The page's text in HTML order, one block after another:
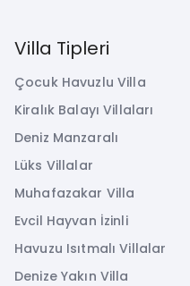
Villa Tipleri
Çocuk Havuzlu Villa
Kiralık Balayı Villaları
Deniz Manzaralı
Lüks Villalar
Muhafazakar Villa
Evcil Hayvan İzinli
Havuzu Isıtmalı Villalar
Denize Yakın Villa